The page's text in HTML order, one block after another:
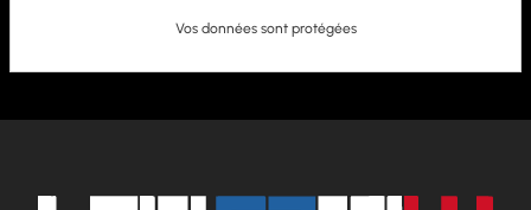
Vos données sont protégées